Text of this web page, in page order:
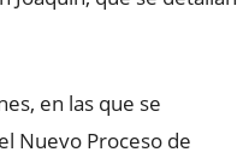
en las que se
Nuevo Proceso de